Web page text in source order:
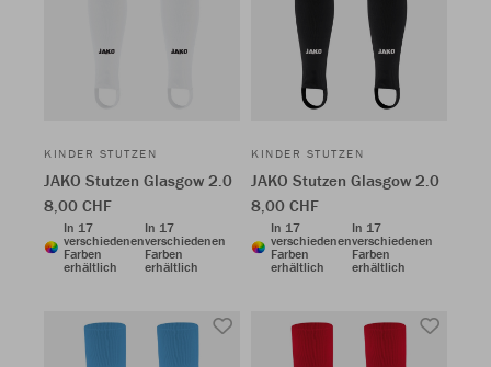
KINDER STUTZEN
JAKO Stutzen Glasgow 2.0
8,00 CHF
In 17
verschiedenen
Farben
erhältlich
In 17
verschiedenen
Farben
erhältlich
KINDER STUTZEN
JAKO Stutzen Glasgow 2.0
8,00 CHF
In 17
verschiedenen
Farben
erhältlich
In 17
verschiedenen
Farben
erhältlich